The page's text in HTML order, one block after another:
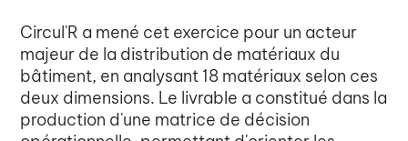
Circul'R a mené cet exercice pour un acteur
majeur de la distribution de matériaux du
bâtiment, en analysant 18 matériaux selon ces
deux dimensions. Le livrable a constitué dans la
production d'une matrice de décision